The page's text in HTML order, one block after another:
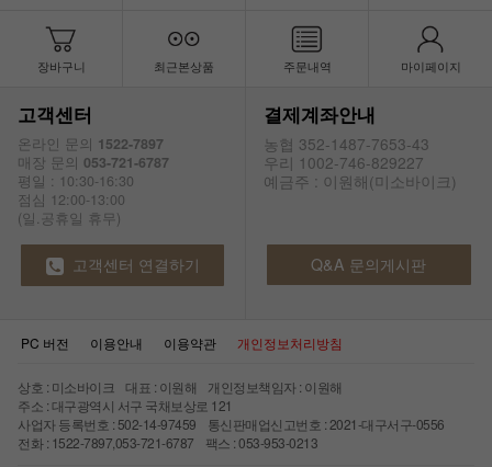
장바구니 최근본상품 주문내역 마이페이지
고객센터
온라인 문의 1522-7897
매장 문의 053-721-6787
평일 : 10:30-16:30
점심 12:00-13:00
(일.공휴일 휴무)
결제계좌안내
농협 352-1487-7653-43
우리 1002-746-829227
예금주 : 이원해(미소바이크)
고객센터 연결하기 Q&A 문의게시판
PC 버전 이용안내 이용약관 개인정보처리방침
상호 : 미소바이크 대표 : 이원해 개인정보책임자 : 이원해
주소 : 대구광역시 서구 국채보상로 121
사업자 등록번호 : 502-14-97459 통신판매업신고번호 : 2021-대구서구-0556
전화 : 1522-7897,053-721-6787 팩스 : 053-953-0213